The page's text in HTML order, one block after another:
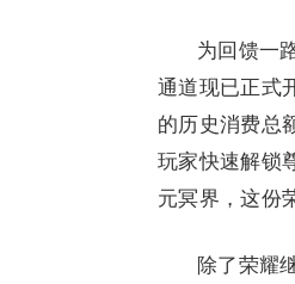
为回馈一
通道现已正式
的历史消费总
玩家快速解锁
元冥界，这份
除了荣耀